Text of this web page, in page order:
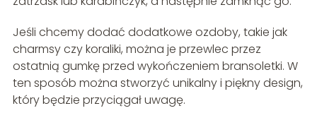
Jeśli chcemy dodać dodatkowe ozdoby, takie jak
charmsy czy koraliki, można je przewlec przez
ostatnią gumkę przed wykończeniem bransoletki. W
ten sposób można stworzyć unikalny i piękny design,
który będzie przyciągał uwagę.